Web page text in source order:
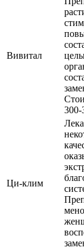
Вивитал
300-
Ци-клим